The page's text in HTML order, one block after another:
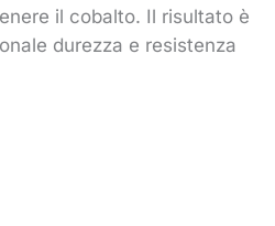
il cobalto. Il risultato è
durezza e resistenza